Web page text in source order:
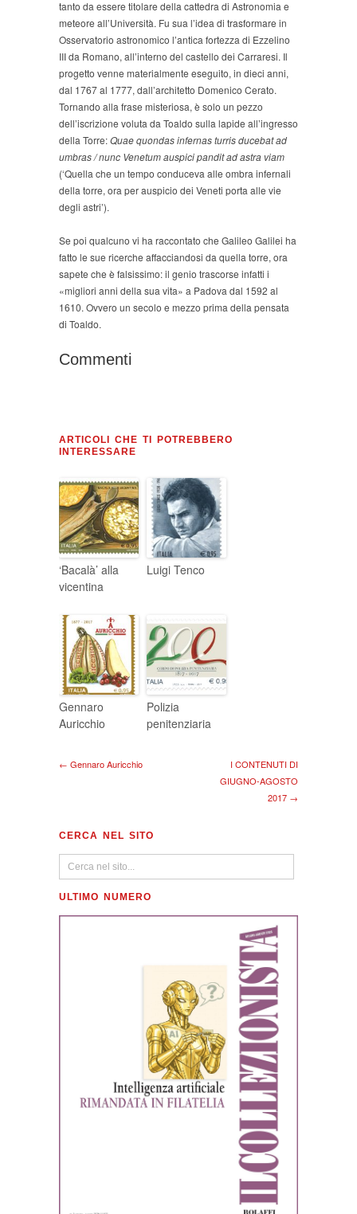
tanto da essere titolare della cattedra di Astronomia e
meteore all’Università. Fu sua l’idea di trasformare in
Osservatorio astronomico l’antica fortezza di Ezzelino
III da Romano, all’interno del castello dei Carraresi. Il
progetto venne materialmente eseguito, in dieci anni,
dal 1767 al 1777, dall’architetto Domenico Cerato.
Tornando alla frase misteriosa, è solo un pezzo
dell’iscrizione voluta da Toaldo sulla lapide all’ingresso
della Torre:Quae quondas infernas turris ducebat ad
umbras / nunc Venetum auspici pandit ad astra viam
(‘Quella che un tempo conduceva alle ombra infernali
della torre, ora per auspicio dei Veneti porta alle vie
degli astri’).
Se poi qualcuno vi ha raccontato che Galileo Galilei ha
fatto le sue ricerche affacciandosi da quella torre, ora
sapete che è falsissimo: il genio trascorse infatti i
«migliori anni della sua vita» a Padova dal 1592 al
1610. Ovvero un secolo e mezzo prima della pensata
di Toaldo.
Commenti
ARTICOLI CHE TI POTREBBERO
INTERESSARE
‘Bacalà’ alla
vicentina
Luigi Tenco
Gennaro
Auricchio
Polizia
penitenziaria
← Gennaro Auricchio
I CONTENUTI DI
GIUGNO-AGOSTO
2017 →
CERCA NEL SITO
ULTIMO NUMERO